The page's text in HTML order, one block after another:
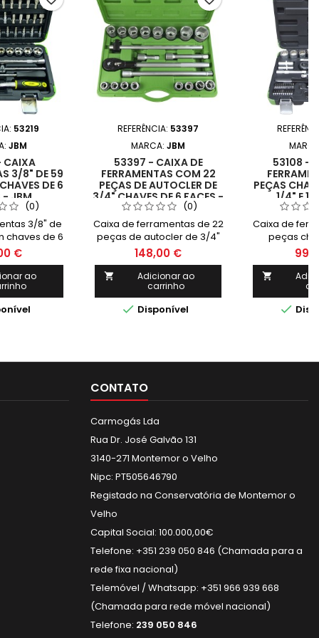
53219
JBM
CAIXA
3/8" DE 59
DE 6
- JBM
(0)
3/8" de
chaves de 6
JBM
€
ao
REFERÊNCIA: 53397
MARCA: JBM
53397 - CAIXA DE
FERRAMENTAS COM 22
PEÇAS DE AUTOCLER DE
3/4" CHAVES DE 6 FACES -
JBM
(0)
Caixa de ferramentas de 22
peças de autocler de 3/4"
chaves de 6 faces - JBM
148,00 €

Adicionar ao
carrinho
 Disponível
53108 -
PEÇAS
1/4" E
Caixa de
peças
de 1/4" e


CONTATO
Carmogás Lda
Rua Dr. José Galvão 131
3140-271 Montemor o Velho
Nipc: PT505646790
Registado na Conservatória de Montemor o
Velho
Capital Social: 100.000,00€
Telefone: +351 239 050 846 (Chamada para a
rede fixa nacional)
Telemóvel / Whatsapp: +351 966 939 668
(Chamada para rede móvel nacional)
Telefone: 239 050 846